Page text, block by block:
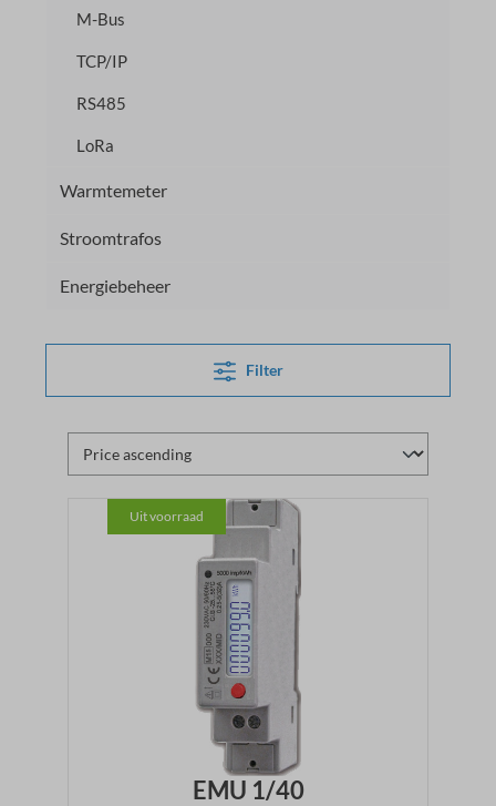
M-Bus
TCP/IP
RS485
LoRa
Warmtemeter
Stroomtrafos
Energiebeheer
Filter
Uit voorraad
EMU 1/40